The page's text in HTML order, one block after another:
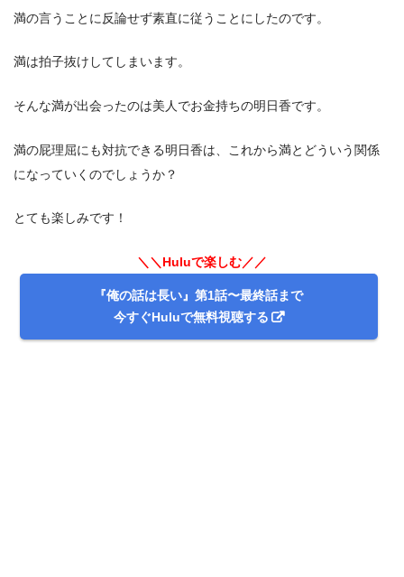
満の言うことに反論せず素直に従うことにしたのです。
満は拍子抜けしてしまいます。
そんな満が出会ったのは美人でお金持ちの明日香です。
満の屁理屈にも対抗できる明日香は、これから満とどういう関係
になっていくのでしょうか？
とても楽しみです！
＼＼Huluで楽しむ／／
『俺の話は長い』第1話〜最終話まで
今すぐHuluで無料視聴する